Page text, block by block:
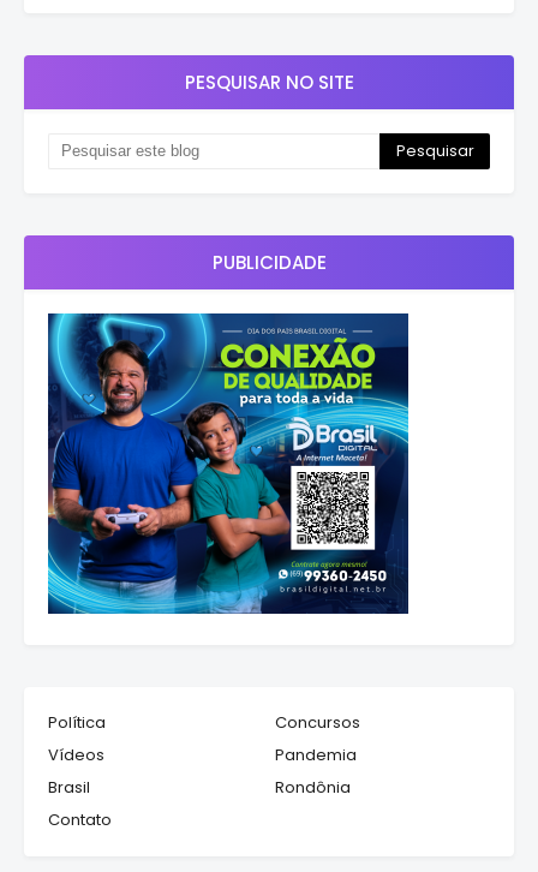
PESQUISAR NO SITE
PUBLICIDADE
Política
Concursos
Vídeos
Pandemia
Brasil
Rondônia
Contato